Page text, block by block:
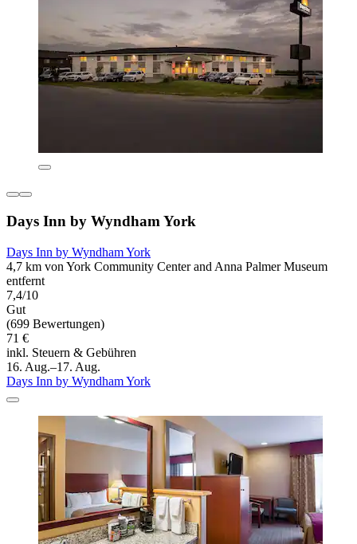
Days Inn by Wyndham York
Days Inn by Wyndham York
4,7 km von York Community Center and Anna Palmer Museum
entfernt
7,4/10
Gut
(699 Bewertungen)
71 €
inkl. Steuern & Gebühren
16. Aug.–17. Aug.
Days Inn by Wyndham York